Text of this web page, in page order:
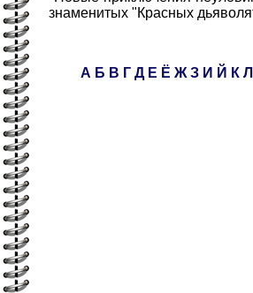
знаменитых "Красных
А Б В Г Д Е Ё Ж З И Й К Л